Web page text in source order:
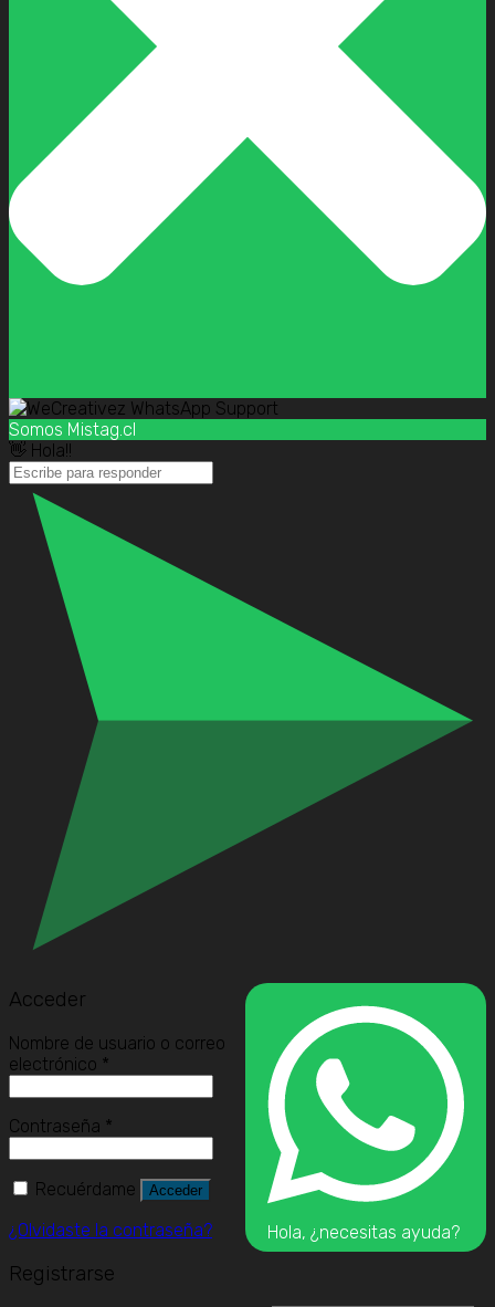
Somos Mistag.cl
👋 Hola!!
Hola, ¿necesitas ayuda?
Acceder
Nombre de usuario o correo
electrónico *
Contraseña *
Recuérdame Acceder
¿Olvidaste la contraseña?
Registrarse